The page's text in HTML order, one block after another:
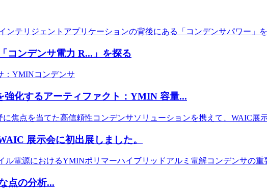
コンデンサ電力 R...」を探る
強化するアーティファクト：YMIN 容量...
展示会に初出展しました。
点の分析...